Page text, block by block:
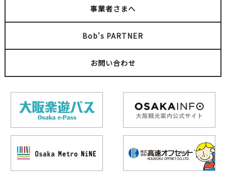
事業者さまへ
Bob's PARTNER
お問い合わせ